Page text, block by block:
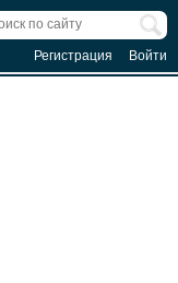
Регистрация Войти